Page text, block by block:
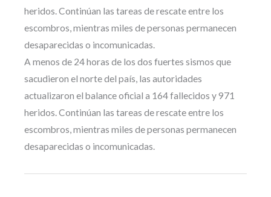
heridos. Continúan las tareas de rescate entre los
escombros, mientras miles de personas permanecen
desaparecidas o incomunicadas.
A menos de 24 horas de los dos fuertes sismos que
sacudieron el norte del país, las autoridades
actualizaron el balance oficial a 164 fallecidos y 971
heridos. Continúan las tareas de rescate entre los
escombros, mientras miles de personas permanecen
desaparecidas o incomunicadas.